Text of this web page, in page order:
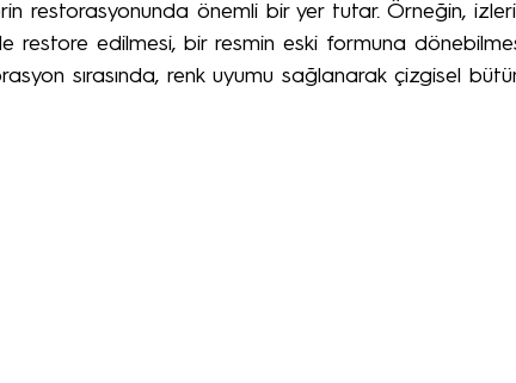
restorasyonunda önemli bir yer tutar. Örneğin,
restore edilmesi, bir resmin eski formuna
sırasında, renk uyumu sağlanarak çizgisel